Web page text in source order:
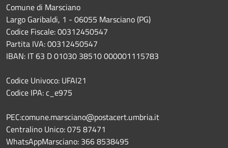
Comune di Marsciano
Largo Garibaldi, 1 - 06055 Marsciano (PG)
Codice Fiscale: 00312450547
Partita IVA: 00312450547
IBAN: IT 63 D 01030 38510 000001115783
Codice Univoco: UFAI21
Codice IPA: c_e975
PEC:comune.marsciano@postacert.umbria.it
Centralino Unico: 075 87471
WhatsAppMarsciano: 366 8538495